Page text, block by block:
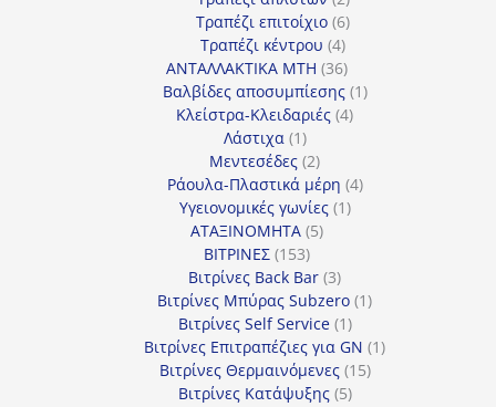
προϊόντα
Τραπέζι επιτοίχιο 66
προϊόντα
Τραπέζι κέντρου 44
προϊόντα
ΑΝΤΑΛΛΑΚΤΙΚΑ MTH 3636
προϊόντα
Βαλβίδες αποσυμπίεσης 11
Κλείστρα-Κλειδαριές 44
Λάστιχα 11
προϊόν
Μεντεσέδες 22
προϊόντα
Ράουλα-Πλαστικά μέρη 44
Υγειονομικές γωνίες 11
ΑΤΑΞΙΝΟΜΗΤΑ 55
ΒΙΤΡΙΝΕΣ 153153
προϊόντα
Βιτρίνες Back Bar 33
προϊόντα
Βιτρίνες Mπύρας Subzero 11
Βιτρίνες Self Service 11
προϊόν
Βιτρίνες Επιτραπέζιες για GN 11
Βιτρίνες Θερμαινόμενες 1515
Βιτρίνες Κατάψυξης 55